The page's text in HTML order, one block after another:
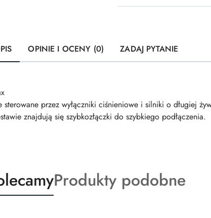
OPINIE I OCENY (0) ZADAJ PYTANIE
przez wyłączniki ciśnieniowe i silniki o długiej
znajdują się szybkozłączki do szybkiego podłączenia.
Produkty
o
Produkty podobne